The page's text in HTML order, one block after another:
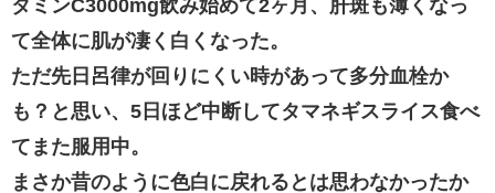
タミンC3000mg飲み始めて2ヶ月、肝斑も薄くなっ
て全体に肌が凄く白くなった。
ただ先日呂律が回りにくい時があって多分血栓か
も？と思い、5日ほど中断してタマネギスライス食べ
てまた服用中。
まさか昔のように色白に戻れるとは思わなかったか